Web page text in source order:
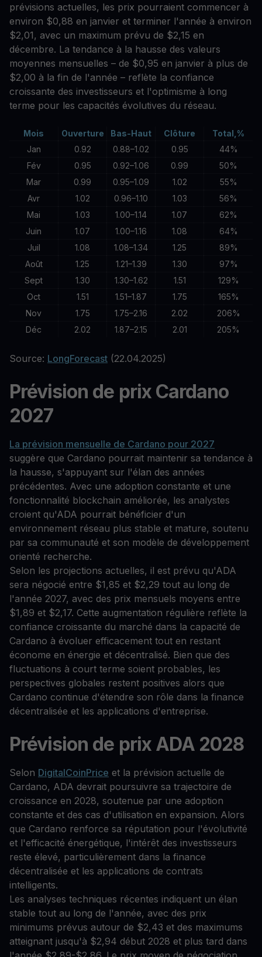
prévisions actuelles, les prix pourraient commencer à
environ $0,88 en janvier et terminer l'année à environ
$2,01, avec un maximum prévu de $2,15 en
décembre. La tendance à la hausse des valeurs
moyennes mensuelles – de $0,95 en janvier à plus de
$2,00 à la fin de l'année – reflète la confiance
croissante des investisseurs et l'optimisme à long
terme pour les capacités évolutives du réseau.
Mois Ouverture Bas-Haut Clôture
Total,%
Jan
0.92 0.88–1.02 0.95
44%
Fév
0.95 0.92–1.06 0.99
50%
Mar
0.99 0.95–1.09 1.02
55%
Avr
1.02 0.96–1.10 1.03
56%
Mai
1.03 1.00–1.14 1.07
62%
Juin
1.07 1.00–1.16 1.08
64%
Juil
1.08 1.08–1.34 1.25
89%
Août
1.25 1.21–1.39 1.30
97%
Sept
1.30 1.30–1.62 1.51
129%
Oct
1.51 1.51–1.87 1.75
165%
Nov
1.75 1.75–2.16 2.02
206%
Déc
2.02 1.87–2.15 2.01 205%
Source: LongForecast (22.04.2025)
Prévision de prix Cardano
2027
La prévision mensuelle de Cardano pour 2027
suggère que Cardano pourrait maintenir sa tendance à
la hausse, s'appuyant sur l'élan des années
précédentes. Avec une adoption constante et une
fonctionnalité blockchain améliorée, les analystes
croient qu'ADA pourrait bénéficier d'un
environnement réseau plus stable et mature, soutenu
par sa communauté et son modèle de développement
orienté recherche.
Selon les projections actuelles, il est prévu qu'ADA
sera négocié entre $1,85 et $2,29 tout au long de
l'année 2027, avec des prix mensuels moyens entre
$1,89 et $2,17. Cette augmentation régulière reflète la
confiance croissante du marché dans la capacité de
Cardano à évoluer efficacement tout en restant
économe en énergie et décentralisé. Bien que des
fluctuations à court terme soient probables, les
perspectives globales restent positives alors que
Cardano continue d'étendre son rôle dans la finance
décentralisée et les applications d'entreprise.
Prévision de prix ADA 2028
Selon DigitalCoinPrice et la prévision actuelle de
Cardano, ADA devrait poursuivre sa trajectoire de
croissance en 2028, soutenue par une adoption
constante et des cas d'utilisation en expansion. Alors
que Cardano renforce sa réputation pour l'évolutivité
et l'efficacité énergétique, l'intérêt des investisseurs
reste élevé, particulièrement dans la finance
décentralisée et les applications de contrats
intelligents.
Les analyses techniques récentes indiquent un élan
stable tout au long de l'année, avec des prix
minimums prévus autour de $2,43 et des maximums
atteignant jusqu'à $2,94 début 2028 et plus tard dans